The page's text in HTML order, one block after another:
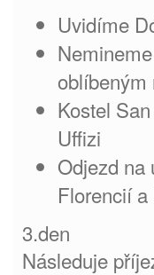
Uvidíme
oblíbeným
Kostel
Uffizi
Odjezd na
Florencií
3.den
Následuje